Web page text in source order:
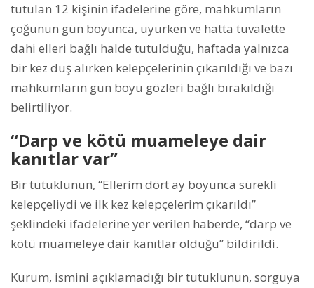
tutulan 12 kişinin ifadelerine göre, mahkumların
çoğunun gün boyunca, uyurken ve hatta tuvalette
dahi elleri bağlı halde tutulduğu, haftada yalnızca
bir kez duş alırken kelepçelerinin çıkarıldığı ve bazı
mahkumların gün boyu gözleri bağlı bırakıldığı
belirtiliyor.
“Darp ve kötü muameleye dair
kanıtlar var”
Bir tutuklunun, “Ellerim dört ay boyunca sürekli
kelepçeliydi ve ilk kez kelepçelerim çıkarıldı”
şeklindeki ifadelerine yer verilen haberde, “darp ve
kötü muameleye dair kanıtlar olduğu” bildirildi.
Kurum, ismini açıklamadığı bir tutuklunun, sorguya